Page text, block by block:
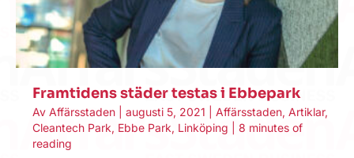
Framtidens städer testas i Ebbepark
Av Affärsstaden augusti 5, 2021 Affärsstaden, Artiklar,
Cleantech Park, Ebbe Park, Linköping
8 minutes of
reading